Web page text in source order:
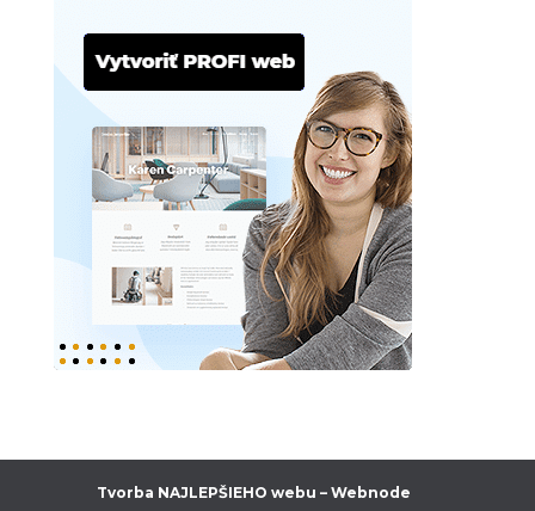
Tvorba NAJLEPŠIEHO webu – Webnode